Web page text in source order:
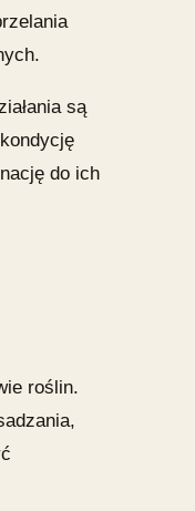
są
do ich
roślin.